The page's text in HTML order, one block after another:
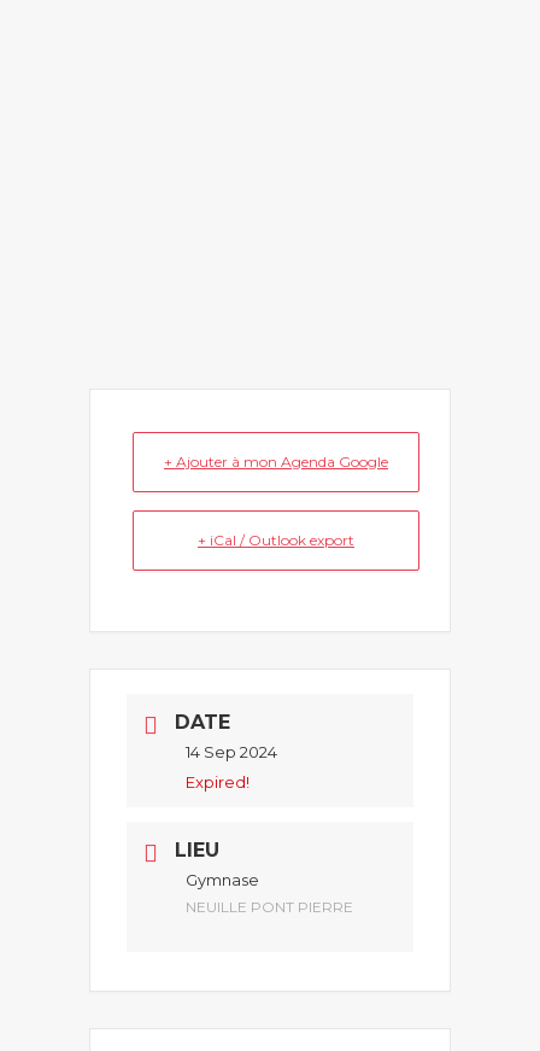
+ Ajouter à mon Agenda Google
+ iCal / Outlook export
DATE
14 Sep 2024
Expired!
LIEU
Gymnase
NEUILLE PONT PIERRE